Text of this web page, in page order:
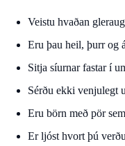
Veistu hvaðan
Eru þau heil, þurr og
Sitja síurnar fastar í
Sérðu ekki venjulegt
Eru börn með pör
Er ljóst hvort þú